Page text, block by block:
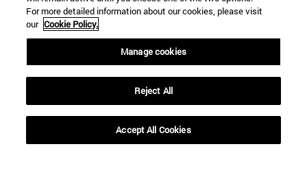
For more detailed information about our cookies, please visit
our Cookie Policy.
Manage cookies
Reject All
Accept All Cookies